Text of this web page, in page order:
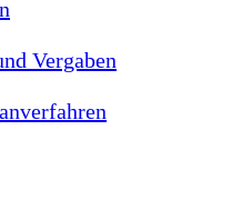
Vergaben